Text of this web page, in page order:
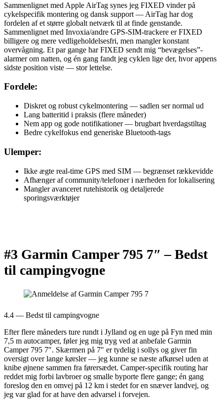
Sammenlignet med Apple AirTag synes jeg FIXED vinder på
cykelspecifik montering og dansk support — AirTag har dog
fordelen af et større globalt netværk til at finde genstande.
Sammenlignet med Invoxia/andre GPS-SIM-trackere er FIXED
billigere og mere vedligeholdelsesfri, men mangler konstant
overvågning. Et par gange har FIXED sendt mig “bevægelses”-
alarmer om natten, og én gang fandt jeg cyklen lige der, hvor appens
sidste position viste — stor lettelse.
Fordele:
Diskret og robust cykelmontering — sadlen ser normal ud
Lang batteritid i praksis (flere måneder)
Nem app og gode notifikationer — brugbart hverdagstiltag
Bedre cykelfokus end generiske Bluetooth-tags
Ulemper:
Ikke ægte real-time GPS med SIM — begrænset rækkevidde
Afhænger af community/telefoner i nærheden for lokalisering
Mangler avanceret rutehistorik og detaljerede
sporingsværktøjer
#3 Garmin Camper 795 7″ –Bedst
til campingvogne
4.4 — Bedst til campingvogne
Efter flere måneders ture rundt i Jylland og en uge på Fyn med min
7,5 m autocamper, føler jeg mig tryg ved at anbefale Garmin
Camper 795 7″. Skærmen på 7″ er tydelig i sollys og giver fin
oversigt over lange kørsler — jeg kunne se næste afkørsel uden at
knibe øjnene sammen fra førersædet. Camper-specifik routing har
reddet mig forbi lavbroer og smalle byporte flere gange; én gang
foreslog den en omvej på 12 km i stedet for en snæver landvej, og
jeg var glad for at have den advarsel i forvejen.